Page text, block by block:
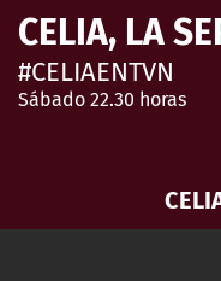
TVN VERTICAL
TVN PLAY
CELIA, LA
#CELIAENTVN
Sábado 22.30 horas